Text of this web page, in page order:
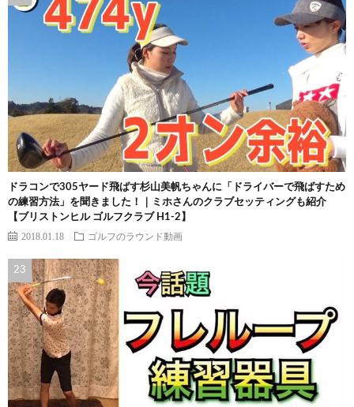
ドラコンで305ヤード飛ばす杉山美帆ちゃんに「ドライバーで飛ばすため
の練習方法」を聞きました！｜ミホさんのクラブセッティングも紹介
【ブリストンヒル ゴルフクラブ H1-2】
2018.01.18 ゴルフのラウンド動画